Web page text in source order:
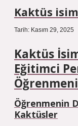
Kaktüs
Tarih: Kasım 29, 2025
Kaktüs
Eğitimci
Öğrenmenin
Kaktüsler